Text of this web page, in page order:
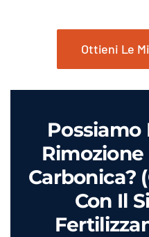
Ottieni Le
Possiamo
Carbonica? (
Con Il